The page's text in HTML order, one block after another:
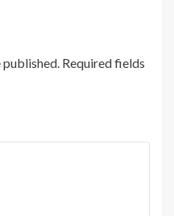
published. Required fields